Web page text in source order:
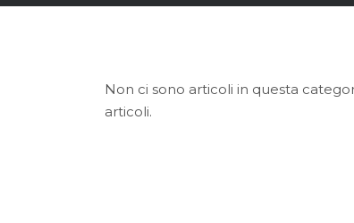
Non ci sono articoli in questa
articoli.